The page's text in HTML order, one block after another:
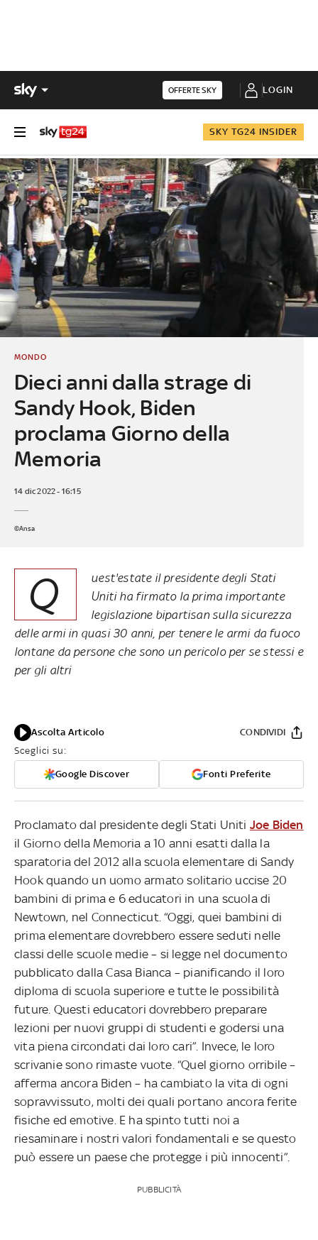
OFFERTE SKY LOGIN
SKY TG24 INSIDER
Dieci anni dalla strage di
Sandy Hook, Biden
proclama Giorno della
Memoria
MONDO
14 dic 2022 - 16:15
©Ansa
Q
uest'estate il presidente degli Stati
Uniti ha firmato la prima importante
legislazione bipartisan sulla sicurezza
delle armi in quasi 30 anni, per tenere le armi da fuoco
lontane da persone che sono un pericolo per se stessi e
per gli altri
Ascolta Articolo
Sceglici su:
Google Discover Fonti Preferite
CONDIVIDI
Proclamato dal presidente degli Stati Uniti Joe Biden
il Giorno della Memoria a 10 anni esatti dalla la
sparatoria del 2012 alla scuola elementare di Sandy
Hook quando un uomo armato solitario uccise 20
bambini di prima e 6 educatori in una scuola di
Newtown, nel Connecticut. “Oggi, quei bambini di
prima elementare dovrebbero essere seduti nelle
classi delle scuole medie – si legge nel documento
pubblicato dalla Casa Bianca – pianificando il loro
diploma di scuola superiore e tutte le possibilità
future. Questi educatori dovrebbero preparare
lezioni per nuovi gruppi di studenti e godersi una
vita piena circondati dai loro cari”. Invece, le loro
scrivanie sono rimaste vuote. “Quel giorno orribile –
afferma ancora Biden – ha cambiato la vita di ogni
sopravvissuto, molti dei quali portano ancora ferite
fisiche ed emotive. E ha spinto tutti noi a
riesaminare i nostri valori fondamentali e se questo
può essere un paese che protegge i più innocenti”.
PUBBLICITÀ